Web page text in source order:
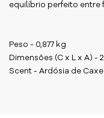
equilíbrio perfeito entre
Peso - 0,877 kg
Dimensões (C x L x A) -
Scent - Ardósia de